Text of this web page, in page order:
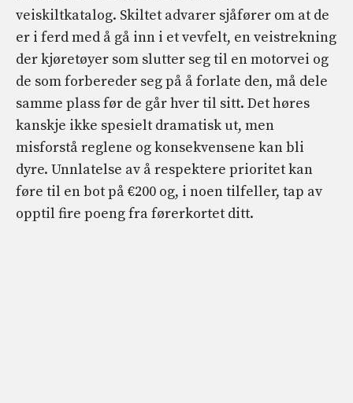
veiskiltkatalog. Skiltet advarer sjåfører om at de
er i ferd med å gå inn i et vevfelt, en veistrekning
der kjøretøyer som slutter seg til en motorvei og
de som forbereder seg på å forlate den, må dele
samme plass før de går hver til sitt. Det høres
kanskje ikke spesielt dramatisk ut, men
misforstå reglene og konsekvensene kan bli
dyre. Unnlatelse av å respektere prioritet kan
føre til en bot på €200 og, i noen tilfeller, tap av
opptil fire poeng fra førerkortet ditt.